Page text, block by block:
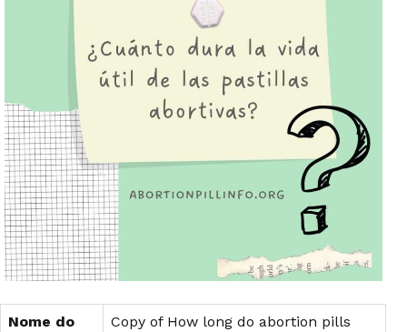
Nome do
Copy of How long do abortion pills